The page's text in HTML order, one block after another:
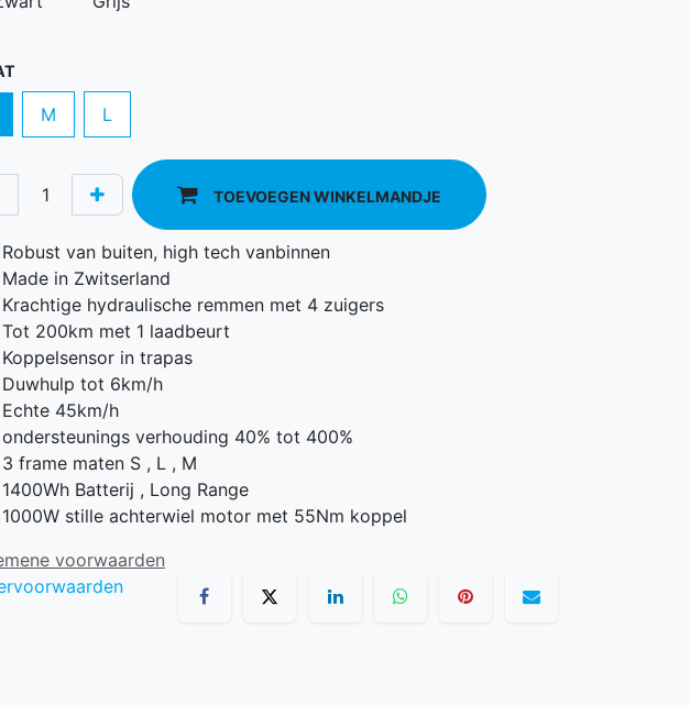
M L
TOEVOEGEN WINKELMANDJE
Robust van buiten, high tech vanbinnen
Made in Zwitserland
Krachtige hydraulische remmen met 4 zuigers
Tot 200km met 1 laadbeurt
Koppelsensor in trapas
Duwhulp tot 6km/h
Echte 45km/h
ondersteunings verhouding 40% tot 400%
3 frame maten S , L , M
1400Wh Batterij , Long Range
1000W stille achterwiel motor met 55Nm koppel
voorwaarden